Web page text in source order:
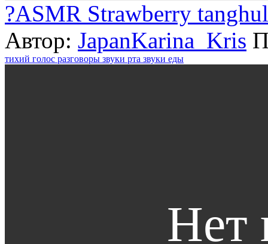
?ASMR Strawberry
Автор: JapanKarina_Kris
тихий голос разговоры звуки рта звуки еды